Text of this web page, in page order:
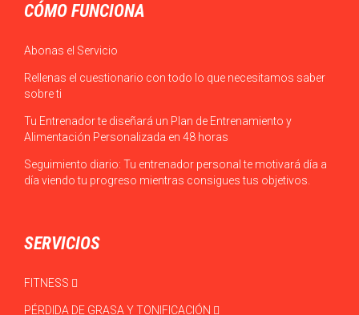
CÓMO FUNCIONA
Abonas el Servicio
Rellenas el cuestionario con todo lo que necesitamos saber
sobre ti
Tu Entrenador te diseñará un Plan de Entrenamiento y
Alimentación Personalizada en 48 horas
Seguimiento diario: Tu entrenador personal te motivará día a
día viendo tu progreso mientras consigues tus objetivos.
SERVICIOS
FITNESS
PÉRDIDA DE GRASA Y TONIFICACIÓN